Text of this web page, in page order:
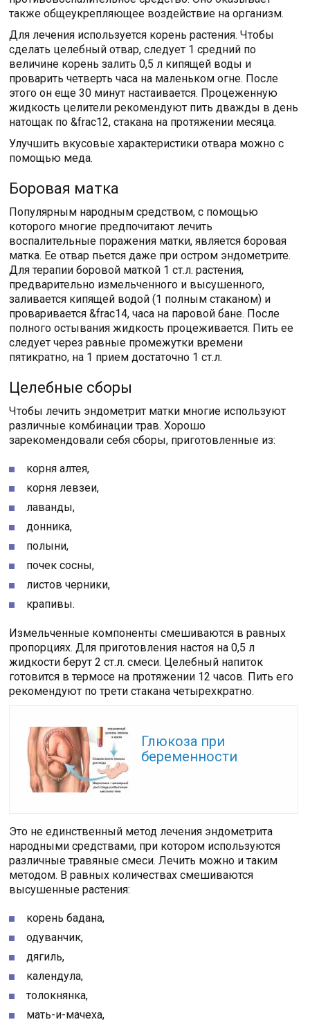
также общеукрепляющее воздействие на организм.
Для лечения используется корень растения. Чтобы
сделать целебный отвар, следует 1 средний по
величине корень залить 0,5 л кипящей воды и
проварить четверть часа на маленьком огне. После
этого он еще 30 минут настаивается. Процеженную
жидкость целители рекомендуют пить дважды в день
натощак по &frac12, стакана на протяжении месяца.
Улучшить вкусовые характеристики отвара можно с
помощью меда.
Боровая матка
Популярным народным средством, с помощью
которого многие предпочитают лечить
воспалительные поражения матки, является боровая
матка. Ее отвар пьется даже при остром эндометрите.
Для терапии боровой маткой 1 ст.л. растения,
предварительно измельченного и высушенного,
заливается кипящей водой (1 полным стаканом) и
проваривается &frac14, часа на паровой бане. После
полного остывания жидкость процеживается. Пить ее
следует через равные промежутки времени
пятикратно, на 1 прием достаточно 1 ст.л.
Целебные сборы
Чтобы лечить эндометрит матки многие используют
различные комбинации трав. Хорошо
зарекомендовали себя сборы, приготовленные из:
корня алтея,
корня левзеи,
лаванды,
донника,
полыни,
почек сосны,
листов черники,
крапивы.
Измельченные компоненты смешиваются в равных
пропорциях. Для приготовления настоя на 0,5 л
жидкости берут 2 ст.л. смеси. Целебный напиток
готовится в термосе на протяжении 12 часов. Пить его
рекомендуют по трети стакана четырехкратно.
Глюкоза при
беременности
Это не единственный метод лечения эндометрита
народными средствами, при котором используются
различные травяные смеси. Лечить можно и таким
методом. В равных количествах смешиваются
высушенные растения:
корень бадана,
одуванчик,
дягиль,
календула,
толокнянка,
мать-и-мачеха,